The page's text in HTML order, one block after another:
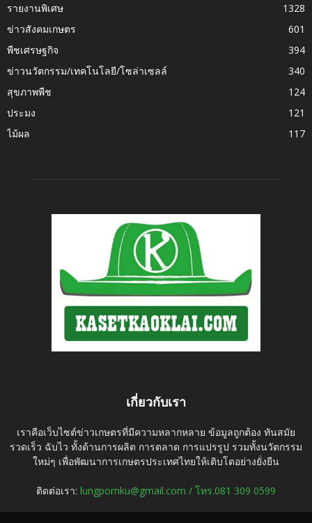
รายงานพิเศษ
1328
ข่าวสังคมเกษตร
601
พืชเศรษฐกิจ
394
ข่าวนวัตกรรม/เทคโนโลยี/โซล่าเซลล์
340
สุขภาพพืช
124
ประมง
121
ไม้ผล
117
เกี่ยวกับเรา
เราคือเว็บไซต์ข่าวเกษตรที่มีความหลากหลาย ข้อมูลถูกต้อง ทันสมัย
รวดเร็ว ฉับไว ทั้งด้านการผลิต การตลาด การแปรรูป รวมทั้งนวัตกรรม
ใหม่ๆ เพื่อพัฒนาการเกษตรประเทศไทยให้เติบโตอย่างยั่งยืน
ติดต่อเรา: lungpornku@gmail.com / โทร.081 309 0599